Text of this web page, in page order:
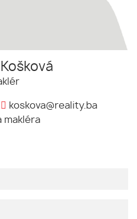
koskova@reality.ba
makléra